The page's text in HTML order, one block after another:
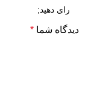
دیدگاه شما *